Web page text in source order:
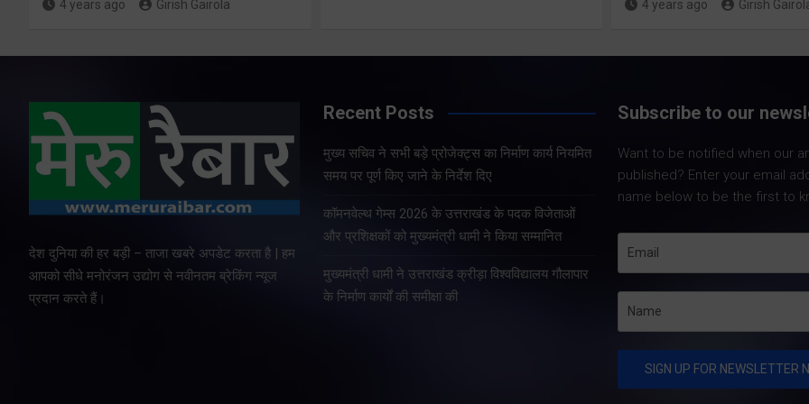
4 years ago Girish Gairola 4 years ago Girish
देश दुनिया की हर बड़ी – ताजा खबरे अपडेट करता है | हम
आपको सीधे मनोरंजन उद्योग से नवीनतम ब्रेकिंग न्यूज
प्रदान करते हैं।
Recent Posts
मुख्य सचिव ने सभी बड़े प्रोजेक्ट्स का निर्माण कार्य नियमित
समय पर पूर्ण किए जाने के निर्देश दिए
कॉमनवेल्थ गेम्स 2026 के उत्तराखंड के पदक विजेताओं
और प्रशिक्षकों को मुख्यमंत्री धामी ने किया सम्मानित
मुख्यमंत्री धामी ने उत्तराखंड क्रीड़ा विश्वविद्यालय गौलापार
के निर्माण कार्यों की समीक्षा की
Subscribe to our
Want to be notified when our
published? Enter your email
name below to be the first to
Share Nowदेहरादून। भारत
निर्वाचन आयोग एवं मुख्य निर्वाचन
अधिकारी, उत्तराखण्ड के निर्देशों
के अनुपालन में विशेष गहन
पुनरीक्षण अभियान के तहत
आनंद स्वरूप ने शुक्रवार…
Share
सचिव आनन्द बर्द्धन ने
को सचिवालय में प्रदेश
प्रोजेक्ट्स की समीक्षा
प्रोजेक्ट्स का निर्माण